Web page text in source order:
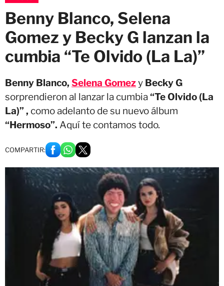
Benny Blanco, Selena
Gomez y Becky G lanzan la
cumbia “Te Olvido (La La)”
Benny Blanco, Selena Gomezy Becky G
sorprendieron al lanzar la cumbia “Te Olvido (La
La)” , como adelanto de su nuevo álbum
“Hermoso”. Aquí te contamos todo.
COMPARTIR: